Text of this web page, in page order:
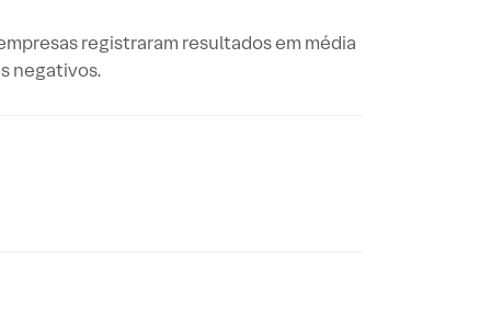
registraram resultados em média
negativos.